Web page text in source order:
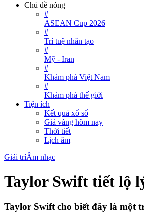
Chủ đề nóng
#
ASEAN Cup 2026
#
Trí tuệ nhân tạo
#
Mỹ - Iran
#
Khám phá Việt Nam
#
Khám phá thế giới
Tiện ích
Kết quả xổ số
Giá vàng hôm nay
Thời tiết
Lịch âm
Giải tríÂm nhạc
Taylor Swift tiết lộ
Taylor Swift cho biết đây là một